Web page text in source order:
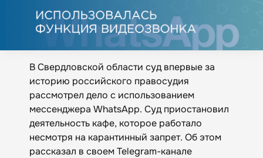
В Свердловской области суд впервые за
историю российского правосудия
рассмотрел дело с использованием
мессенджера WhatsApp. Суд приостановил
деятельность кафе, которое работало
несмотря на карантинный запрет. Об этом
рассказал в своем Telegram-канале